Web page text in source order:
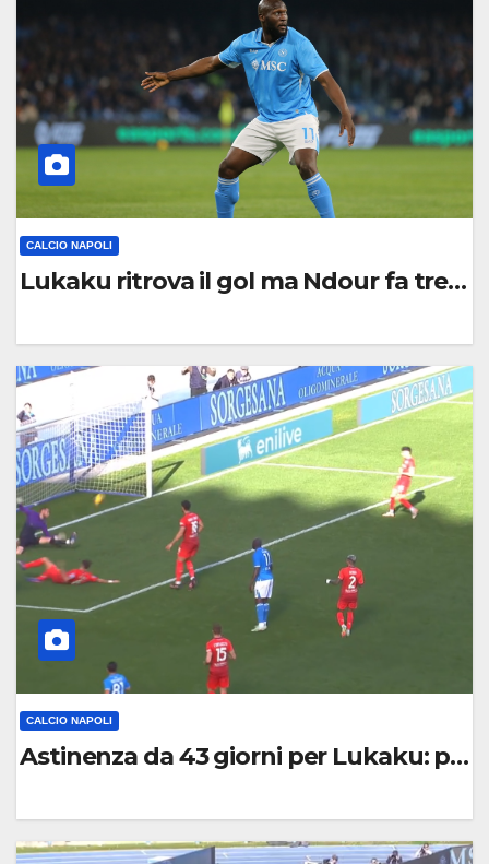
N
O
CALCIO NAPOLI
Lukaku ritrova il gol ma Ndour fa
0
C
O
M
M
E
N
O
CALCIO NAPOLI
Astinenza da 43 giorni per Lukaku: per
0
C